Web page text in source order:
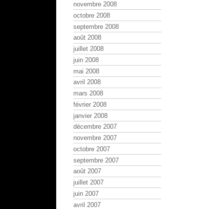
novembre 2008
octobre 2008
septembre 2008
août 2008
juillet 2008
juin 2008
mai 2008
avril 2008
mars 2008
février 2008
janvier 2008
décembre 2007
novembre 2007
octobre 2007
septembre 2007
août 2007
juillet 2007
juin 2007
avril 2007